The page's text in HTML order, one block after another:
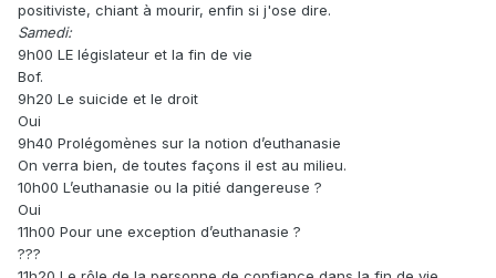
positiviste, chiant à mourir, enfin si j'ose dire.
Samedi:
9h00 LE législateur et la fin de vie
Bof.
9h20 Le suicide et le droit
Oui
9h40 Prolégomènes sur la notion d’euthanasie
On verra bien, de toutes façons il est au milieu.
10h00 L’euthanasie ou la pitié dangereuse ?
Oui
11h00 Pour une exception d’euthanasie ?
???